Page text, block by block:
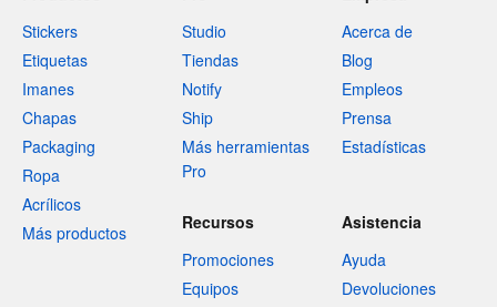
Stickers
Etiquetas
Imanes
Chapas
Packaging
Ropa
Acrílicos
Más productos
Studio
Tiendas
Notify
Ship
Más herramientas
Pro
Acerca de
Blog
Empleos
Prensa
Estadísticas
Recursos
Promociones
Equipos
Asistencia
Ayuda
Devoluciones